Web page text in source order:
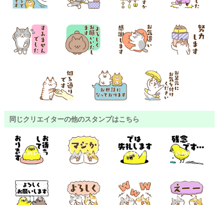
同じクリエイターの他のスタンプはこちら